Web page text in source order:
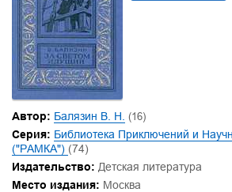
Автор: Балязин В. Н. (16)
Серия: Библиотека Приключений и
("РАМКА") (74)
Издательство: Детская литература
Место издания: Москва